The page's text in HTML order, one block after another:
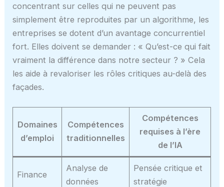
concentrant sur celles qui ne peuvent pas
simplement être reproduites par un algorithme, les
entreprises se dotent d’un avantage concurrentiel
fort. Elles doivent se demander : « Qu’est-ce qui fait
vraiment la différence dans notre secteur ? » Cela
les aide à revaloriser les rôles critiques au-delà des
façades.
Domaines
d’emploi
Compétences
traditionnelles
Compétences
requises à l’ère
de l’IA
Finance
Analyse de
données
Pensée critique et
stratégie